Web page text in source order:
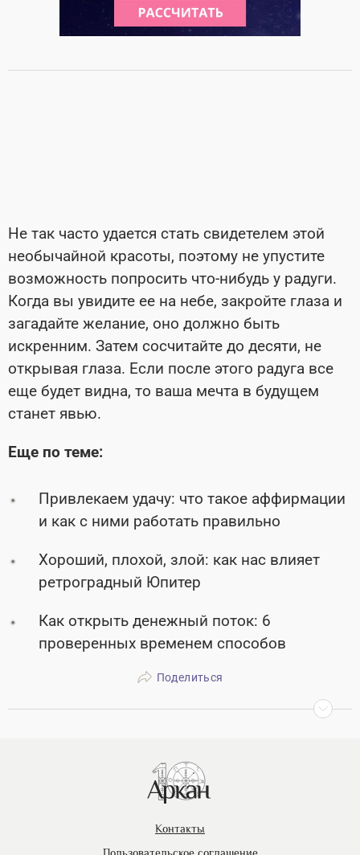
Не так часто удается стать свидетелем этой
необычайной красоты, поэтому не упустите
возможность попросить что-нибудь у радуги.
Когда вы увидите ее на небе, закройте глаза и
загадайте желание, оно должно быть
искренним. Затем сосчитайте до десяти, не
открывая глаза. Если после этого радуга все
еще будет видна, то ваша мечта в будущем
станет явью.
Еще по теме:
Привлекаем удачу: что такое аффирмации
и как с ними работать правильно
Хороший, плохой, злой: как нас влияет
ретроградный Юпитер
Как открыть денежный поток: 6
проверенных временем способов
Поделиться
Контакты